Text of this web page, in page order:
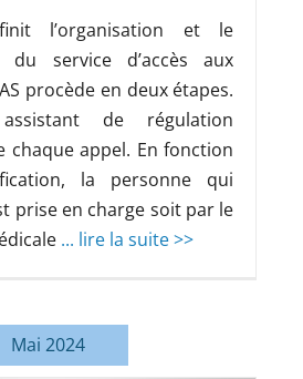
l’organisation et le
du service d’accès aux
procède en deux étapes.
de régulation
chaque appel. En fonction
la personne qui
prise en charge soit par le
... lire la suite >>
Mai 2024